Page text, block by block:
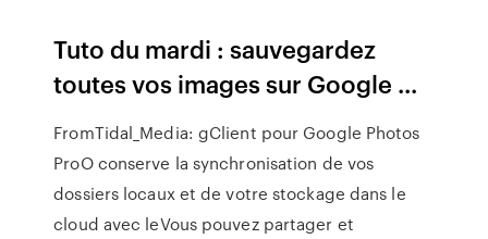
Tuto du mardi : sauvegardez
toutes vos images sur Google ...
FromTidal_Media: gClient pour Google Photos
ProO conserve la synchronisation de vos
dossiers locaux et de votre stockage dans le
cloud avec leVous pouvez partager et